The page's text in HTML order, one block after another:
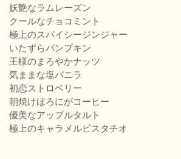
妖艶なラムレーズン
クールなチョコミント
極上のスパイシージンジャー
いたずらパンプキン
王様のまろやかナッツ
気ままな塩バニラ
初恋ストロベリー
朝焼けほろにがコーヒー
優美なアップルタルト
極上のキャラメルピスタチオ